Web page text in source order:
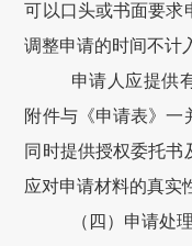
可以口头或书面要求
调整申请的时间不计
申请人应提供
附件与《申请表》一
同时提供授权委托书
应对申请材料的真实
（ 四 ）申请处理